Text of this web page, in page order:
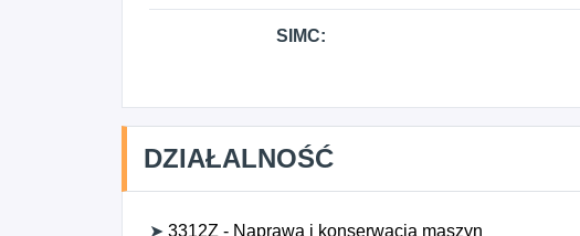
SIMC:
DZIAŁALNOŚĆ
➤ 3312Z - Naprawa i konserwacja maszyn